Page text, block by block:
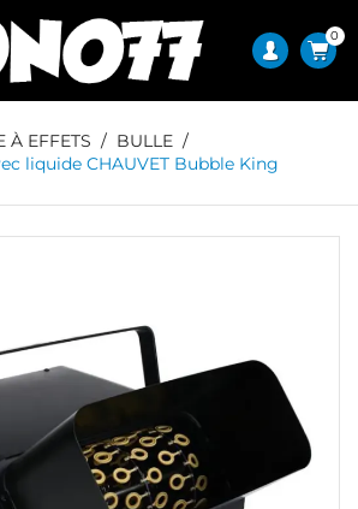
0
À EFFETS
BULLE
liquide CHAUVET Bubble King